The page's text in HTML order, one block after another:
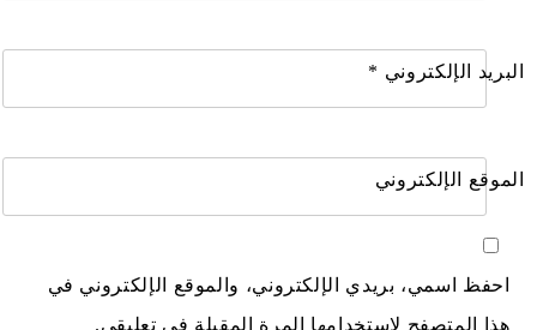
البريد الإلكتروني *
الموقع الإلكتروني
احفظ اسمي، بريدي الإلكتروني، والموقع الإلكتروني في
هذا المتصفح لاستخدامها المرة المقبلة في تعليقي.